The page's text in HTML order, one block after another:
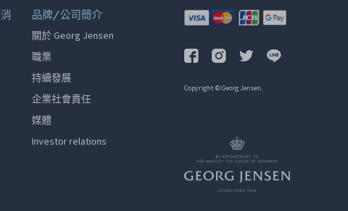
品牌/公司簡介
關於 Georg Jensen
職業
持續發展
企業社會責任
媒體
Investor relations
Copyright © Georg Jensen.